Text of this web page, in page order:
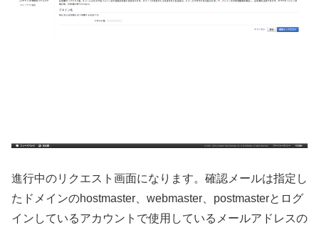
進行中のリクエスト画面になります。確認メールは指定し
たドメインのhostmaster、webmaster、postmasterとログ
インしているアカウントで使用しているメールアドレスの